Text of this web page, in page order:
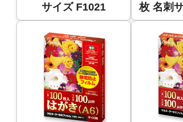
サイズ F1021
枚 名刺